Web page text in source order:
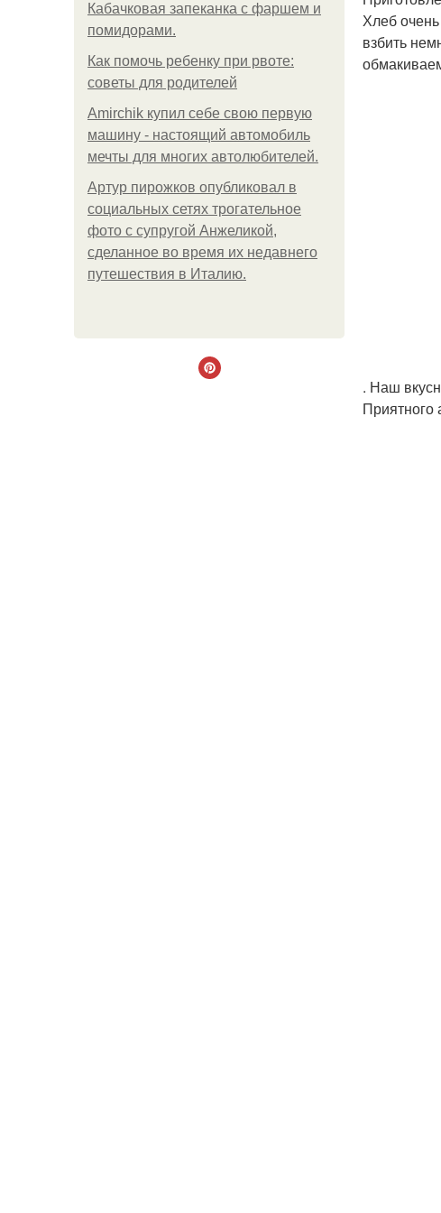
Кабачковая запеканка с фаршем и
помидорами.
Как помочь ребенку при рвоте:
советы для родителей
Amirchik купил себе свою первую
машину - настоящий автомобиль
мечты для многих автолюбителей.
Артур пирожков опубликовал в
социальных сетях трогательное
фото с супругой Анжеликой,
сделанное во время их недавнего
путешествия в Италию.
Хлеб
взбить
. Наш
Приятного